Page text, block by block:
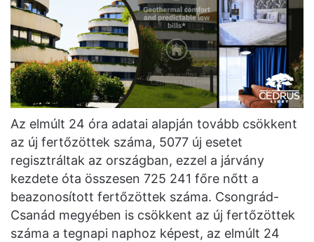
Az elmúlt 24 óra adatai alapján tovább csökkent
az új fertőzöttek száma, 5077 új esetet
regisztráltak az országban, ezzel a járvány
kezdete óta összesen 725 241 főre nőtt a
beazonosított fertőzöttek száma. Csongrád-
Csanád megyében is csökkent az új fertőzöttek
száma a tegnapi naphoz képest, az elmúlt 24